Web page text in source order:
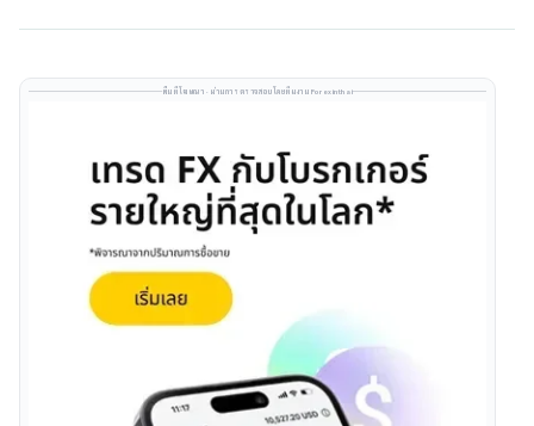
พื้นที่โฆษณา · ผ่านการตรวจสอบโดยทีมงาน Forexinthai